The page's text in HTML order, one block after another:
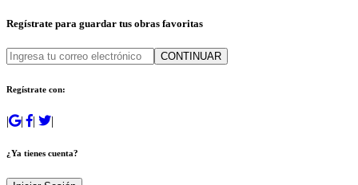
Regístrate para guardar tus obras favoritas
CONTINUAR
Regístrate con:
| | | |
¿Ya tienes cuenta?